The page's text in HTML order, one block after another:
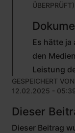
ÜBERPRÜFT)
AUF
MATTHIAS
SPECHT
ÜBERPRÜFT)
Es hätte ja
den
Leistung
GESPEICHERT VON
12.02.2025 -
Dieser
Dieser Beitrag